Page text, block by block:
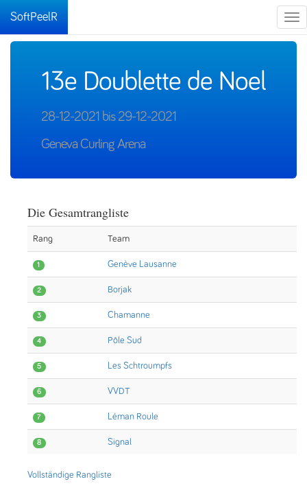
SoftPeelR
13e Doublette de Noel
28-12-2021 bis 29-12-2021
Geneva Curling Arena
Die Gesamtrangliste
Rang Team
1 Genève Lausanne
2 Borjak
3 Chamanne
4 Pôle Sud
5 Les Schtroumpfs
6 VVDT
7 Léman Roule
8 Signal
Vollständige Rangliste